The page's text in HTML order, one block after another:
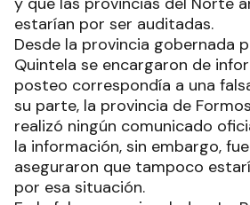
RECIBIR
En medio del debate de la Ley
Congreso, en las últimas horas
que involucró declaraciones del
Mieli donde se aseguraba que
nacional realizará auditorías en